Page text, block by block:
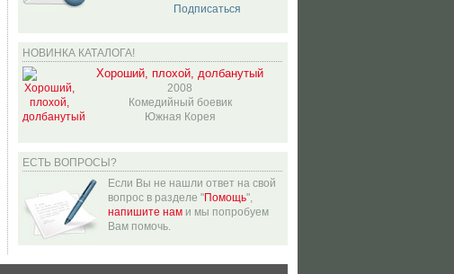
Подписаться
НОВИНКА КАТАЛОГА!
Хороший, плохой, долбанутый
2008
Комедийный боевик
Южная Корея
ЕСТЬ ВОПРОСЫ?
Если Вы не нашли ответ на свой
вопрос в разделе "Помощь",
напишите нам и мы попробуем
Вам помочь.